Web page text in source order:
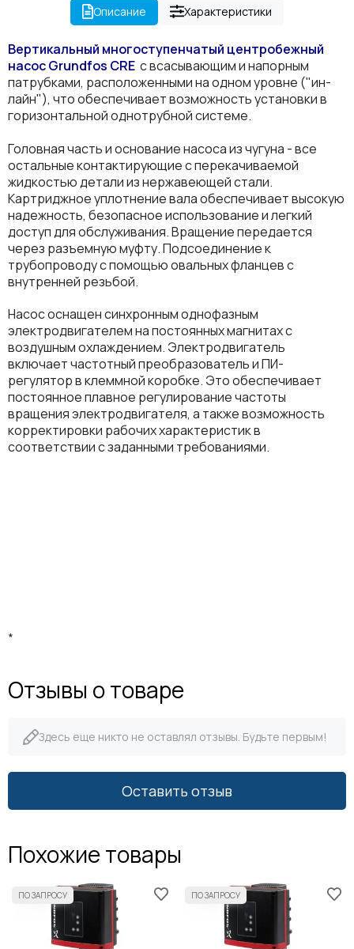
Описание Характеристики
Вертикальный многоступенчатый центробежный
насос Grundfos CRE с всасывающим и напорным
патрубками, расположенными на одном уровне ("ин-
лайн"), что обеспечивает возможность установки в
горизонтальной однотрубной системе.
Головная часть и основание насоса из чугуна - все
остальные контактирующие с перекачиваемой
жидкостью детали из нержавеющей стали.
Картриджное уплотнение вала обеспечивает высокую
надежность, безопасное использование и легкий
доступ для обслуживания. Вращение передается
через разъемную муфту. Подсоединение к
трубопроводу с помощью овальных фланцев с
внутренней резьбой.
Насос оснащен синхронным однофазным
электродвигателем на постоянных магнитах с
воздушным охлаждением. Электродвигатель
включает частотный преобразователь и ПИ-
регулятор в клеммной коробке. Это обеспечивает
постоянное плавное регулирование частоты
вращения электродвигателя, а также возможность
корректировки рабочих характеристик в
соответствии с заданными требованиями.
*
Отзывы о товаре
Здесь еще никто не оставлял отзывы. Будьте первым!
Оставить отзыв
Похожие товары